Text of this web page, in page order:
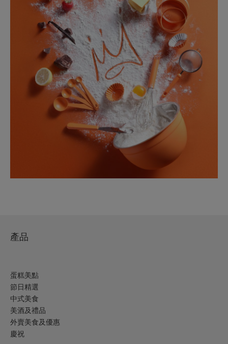
產品
蛋糕美點
節日精選
中式美食
美酒及禮品
外賣美食及優惠
慶祝